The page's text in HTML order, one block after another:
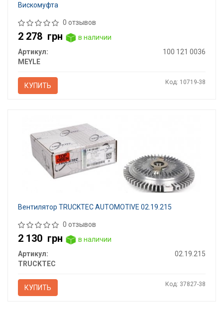
Вискомуфта
0 отзывов
2 278 грн
в наличии
Артикул:
100 121 0036
MEYLE
КУПИТЬ Код: 10719-38
Вентилятор TRUCKTEC AUTOMOTIVE 02.19.215
0 отзывов
2 130 грн
в наличии
Артикул:
02.19.215
TRUCKTEC
КУПИТЬ Код: 37827-38